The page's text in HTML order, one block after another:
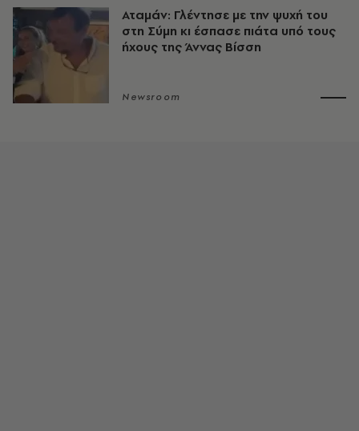
Αταμάν: Γλέντησε με την ψυχή του
στη Σύμη κι έσπασε πιάτα υπό τους
ήχους της Άννας Βίσση
Newsroom